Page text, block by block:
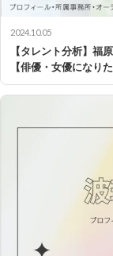
2024.10.05
【タレント分析】福
【俳優・女優になりた